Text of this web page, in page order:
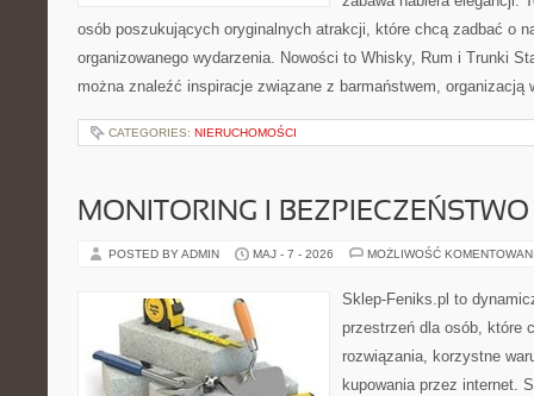
osób poszukujących oryginalnych atrakcji, które chcą zadbać o
organizowanego wydarzenia. Nowości to Whisky, Rum i Trunki
można znaleźć inspiracje związane z barmaństwem,
CATEGORIES: NIERUCHOMOŚCI
MONITORING I
POSTED BY ADMIN MAJ - 7 - 2026 MOŻLIWOŚĆ
Sklep-Feniks.pl to
przestrzeń dla osób, które
rozwiązania, korzystne
kupowania przez internet.